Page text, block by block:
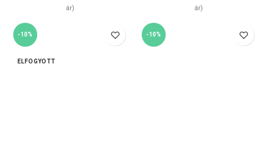
ár)
ár)
-10%
ELFOGYOTT
-10%